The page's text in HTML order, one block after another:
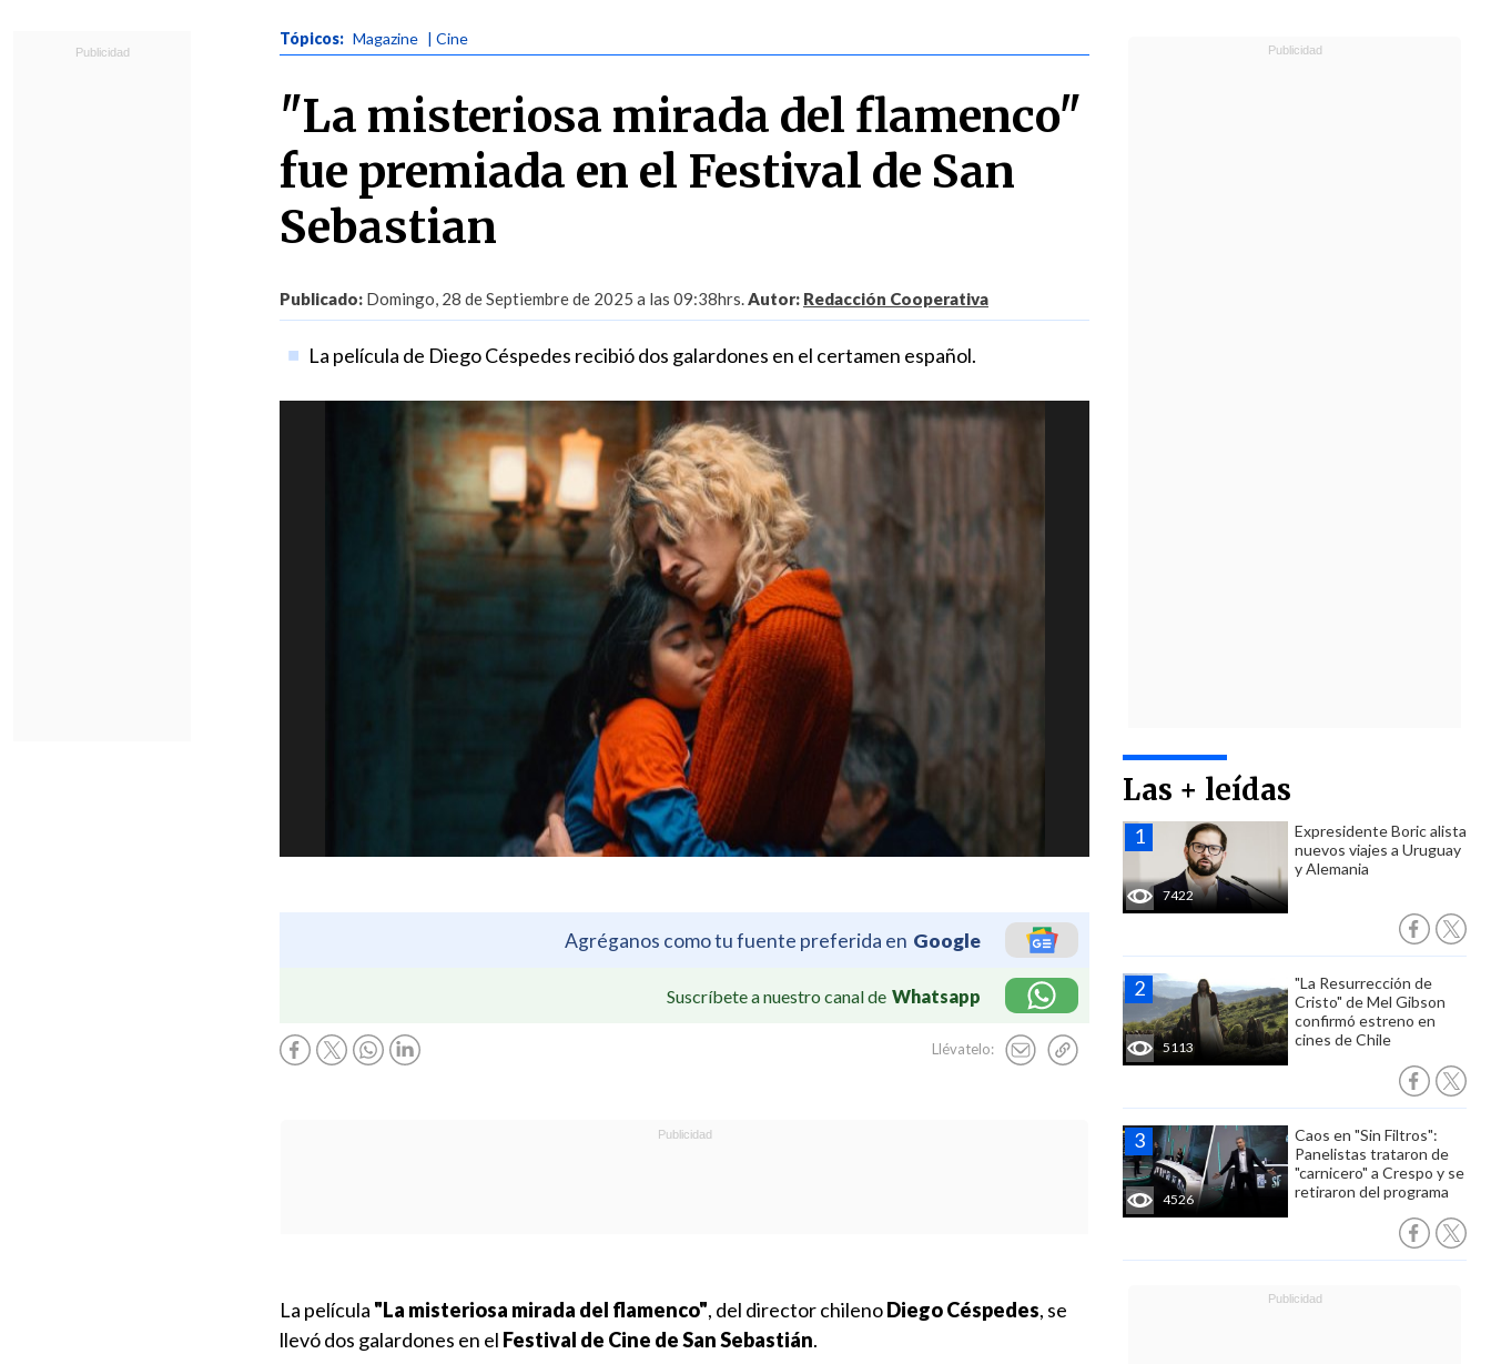
Tópicos: Magazine | Cine
"La misteriosa mirada del flamenco"
fue premiada en el Festival de San
Sebastian
Publicado: Domingo, 28 de Septiembre de 2025 a las 09:38hrs.Autor: Redacción Cooperativa
La película de Diego Céspedes recibió dos galardones en el certamen español.
Agréganos como tu fuente preferida en Google
Suscríbete a nuestro canal de Whatsapp
Llévatelo:
Las + leídas
7422
Expresidente Boric alista
nuevos viajes a Uruguay
y Alemania
5113
"La Resurrección de
Cristo" de Mel Gibson
confirmó estreno en
cines de Chile
4526
Caos en "Sin Filtros":
Panelistas trataron de
"carnicero" a Crespo y se
retiraron del programa
La película "La misteriosa mirada del flamenco", del director chilenoDiego Céspedes, se
llevó dos galardones en el Festival de Cine de San Sebastián.